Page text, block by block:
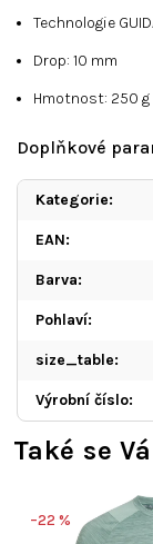
Technologie
Drop: 10 mm
Hmotnost: 250 g
Doplňkové
Kategorie:
EAN:
Barva:
Pohlaví:
size_table:
Výrobní číslo:
Také se
–22 %